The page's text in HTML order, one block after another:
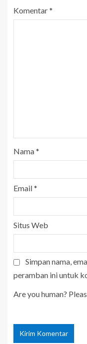
Komentar*
Nama*
Email*
Situs Web
Simpan nama,
peramban ini untuk
Are you human?